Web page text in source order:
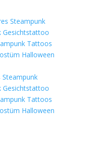
Steampunk
Gesichtstattoo
Tattoos
Halloween